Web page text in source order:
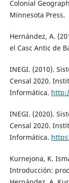
Colonial
Minnesota Press.
Hernández, A.
el Casc Antic de
INEGI. (2010).
Censal 2020.
Informática.
INEGI. (2020).
Censal 2020.
Informática.
Kurnejona, K.
Introducción: